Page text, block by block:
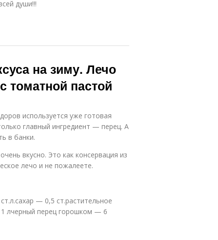
души!!!
на зиму. Лечо
томатной пастой
используется уже готовая
главный ингредиент — перец. А
в банки.
вкусно. Это как консервация из
лечо и не пожалеете.
— 0,5 ст.растительное
лчерный перец горошком — 6